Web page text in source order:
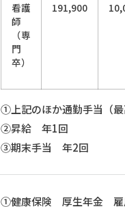
看護
師
（専
門
卒）
191,900
①上記のほか通勤手当（
②昇給 年1回
③期末手当 年2回
①健康保険 厚生年金 雇